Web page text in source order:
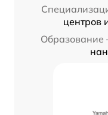
центров
Образование